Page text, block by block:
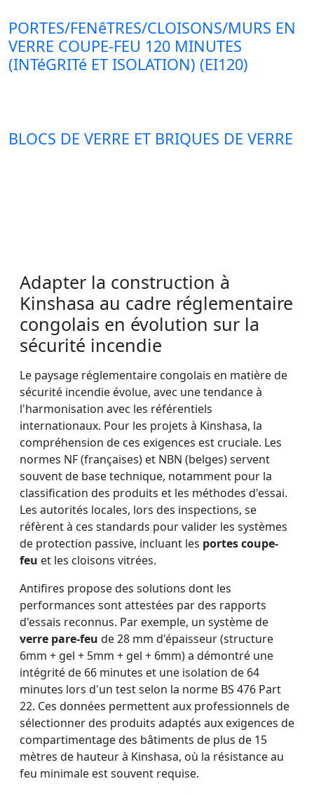
PORTES/FENêTRES/CLOISONS/MURS EN
VERRE COUPE-FEU 120 MINUTES
(INTéGRITé ET ISOLATION) (EI120)
BLOCS DE VERRE ET BRIQUES DE VERRE
Adapter la construction à
Kinshasa au cadre réglementaire
congolais en évolution sur la
sécurité incendie
Le paysage réglementaire congolais en matière de
sécurité incendie évolue, avec une tendance à
l'harmonisation avec les référentiels
internationaux. Pour les projets à Kinshasa, la
compréhension de ces exigences est cruciale. Les
normes NF (françaises) et NBN (belges) servent
souvent de base technique, notamment pour la
classification des produits et les méthodes d'essai.
Les autorités locales, lors des inspections, se
réfèrent à ces standards pour valider les systèmes
de protection passive, incluant les portes coupe-
feu et les cloisons vitrées.
Antifires propose des solutions dont les
performances sont attestées par des rapports
d'essais reconnus. Par exemple, un système de
verre pare-feu de 28 mm d'épaisseur (structure
6mm + gel + 5mm + gel + 6mm) a démontré une
intégrité de 66 minutes et une isolation de 64
minutes lors d'un test selon la norme BS 476 Part
22. Ces données permettent aux professionnels de
sélectionner des produits adaptés aux exigences de
compartimentage des bâtiments de plus de 15
mètres de hauteur à Kinshasa, où la résistance au
feu minimale est souvent requise.